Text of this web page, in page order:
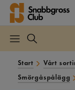
Start Vårt
Smörgåspålägg